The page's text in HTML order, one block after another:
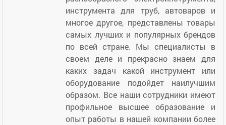
инструмента для труб, автоваров и
многое другое, представлены товары
самых лучших и популярных брендов
по всей стране. Мы специалисты в
своем деле и прекрасно знаем для
каких задач какой инструмент или
оборудование подойдет наилучшим
образом. Все наши сотрудники имеют
профильное высшее образование и
опыт работы в нашей компании более